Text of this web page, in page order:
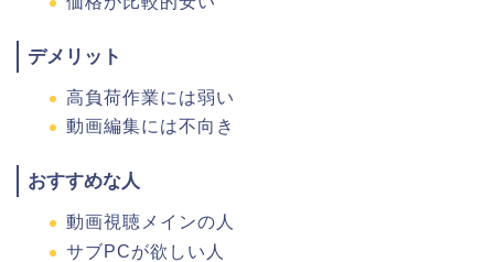
デメリット
高負荷作業には弱い
動画編集には不向き
おすすめな人
動画視聴メインの人
サブPCが欲しい人